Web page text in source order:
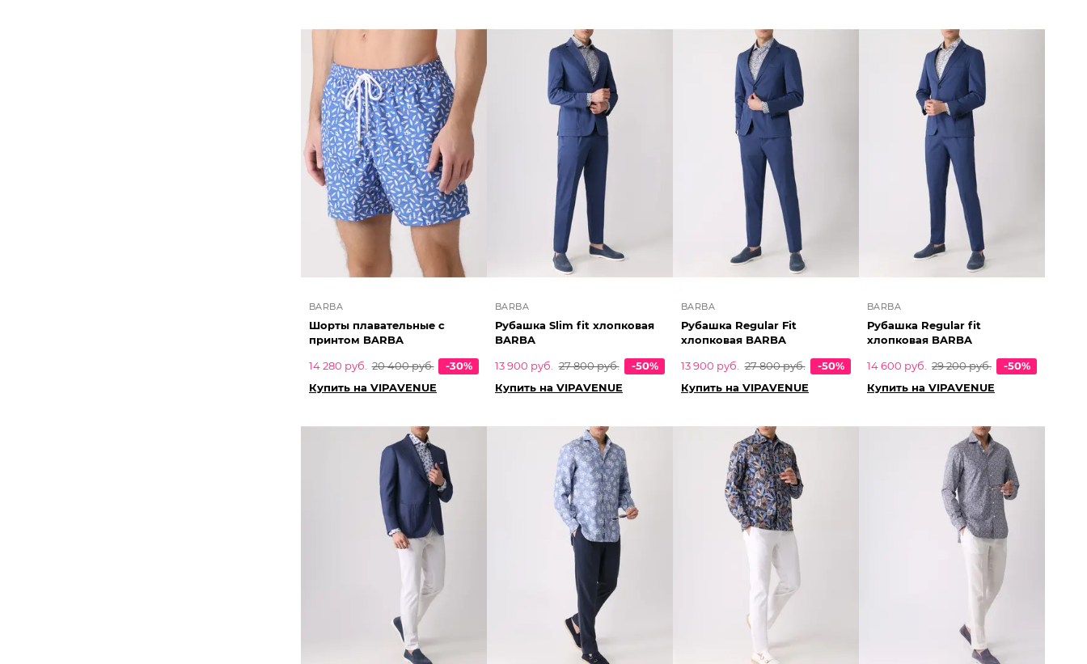
BARBA
Шорты плавательные с
принтом BARBA
14 280 руб. 20 400 руб.
-30%
Купить на VIPAVENUE
BARBA
Рубашка Slim fit хлопковая
BARBA
13 900 руб.
27 800 руб.
-50%
Купить на VIPAVENUE
BARBA
Рубашка Regular Fit
хлопковая BARBA
13 900 руб.
27 800 руб.
-50%
Купить на VIPAVENUE
BARBA
Рубашка Regular fit
хлопковая BARBA
14 600 руб.
29 200 руб.
-50%
Купить на VIPAVENUE